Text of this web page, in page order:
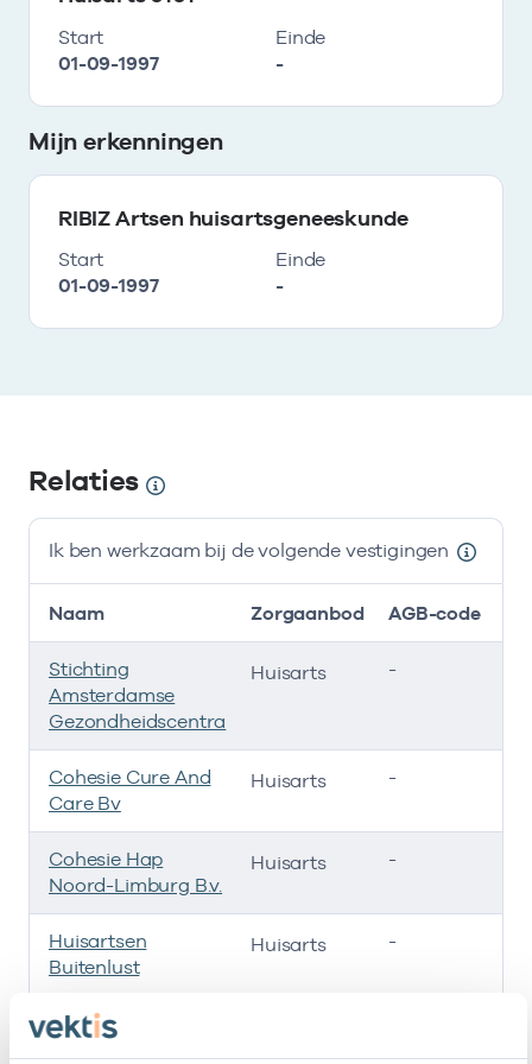
Start
01-09-1997
Einde
-
Mijn erkenningen
RIBIZ Artsen huisartsgeneeskunde
Start
01-09-1997
Einde
-
Relaties
Ik ben werkzaam bij de volgende vestigingen
Naam Zorgaanbod AGB-code
Stichting
Amsterdamse
Gezondheidscentra
Huisarts -
Cohesie Cure And
Care Bv
Huisarts -
Cohesie Hap
Noord-Limburg B.v.
Huisarts -
Huisartsen
Buitenlust
Huisarts -
Provico B.v.